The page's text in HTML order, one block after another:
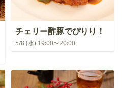
チェリー酢豚でぴりり！
5/8 (水) 19:00〜20:00